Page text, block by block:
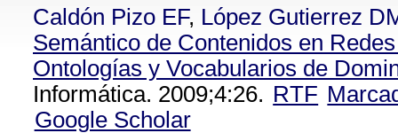
Caldón Pizo EF, López Gutierrez
Semántico de Contenidos en
Ontologías y Vocabularios de
Informática. 2009;4:26. RTF
Google Scholar